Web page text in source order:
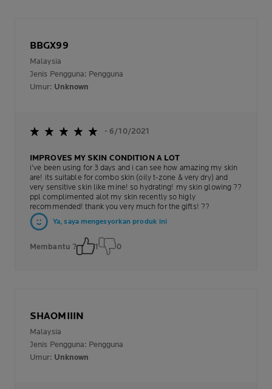
BBGX99
Malaysia
Jenis Pengguna: Pengguna
Umur: Unknown
- 6/10/2021
IMPROVES MY SKIN CONDITION A LOT
i've been using for 3 days and i can see how amazing my skin
are! its suitable for combo skin (oily t-zone & very dry) and
very sensitive skin like mine! so hydrating! my skin glowing ??
ppl complimented alot my skin recently so higly
recommended! thank you very much for the gifts! ??
Ya, saya mengesyorkan produk ini
Membantu ? 1 0
SHAOMIIIN
Malaysia
Jenis Pengguna: Pengguna
Umur: Unknown